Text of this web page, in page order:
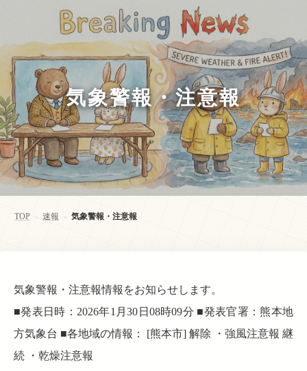
気象警報・注意報
TOP > 速報 > 気象警報・注意報
気象警報・注意報情報をお知らせします。
■発表日時：2026年1月30日08時09分 ■発表官署：熊本地
方気象台 ■各地域の情報： [熊本市] 解除 ・強風注意報 継
続 ・乾燥注意報